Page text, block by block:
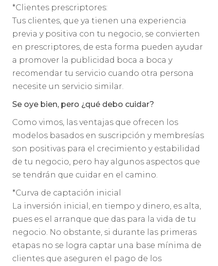
*Clientes prescriptores:
Tus clientes, que ya tienen una experiencia
previa y positiva con tu negocio, se convierten
en prescriptores, de esta forma pueden ayudar
a promover la publicidad boca a boca y
recomendar tu servicio cuando otra persona
necesite un servicio similar.
Se oye bien, pero ¿qué debo cuidar?
Como vimos, las ventajas que ofrecen los
modelos basados en suscripción y membresías
son positivas para el crecimiento y estabilidad
de tu negocio, pero hay algunos aspectos que
se tendrán que cuidar en el camino.
*Curva de captación inicial
La inversión inicial, en tiempo y dinero, es alta,
pues es el arranque que das para la vida de tu
negocio. No obstante, si durante las primeras
etapas no se logra captar una base mínima de
clientes que aseguren el pago de los